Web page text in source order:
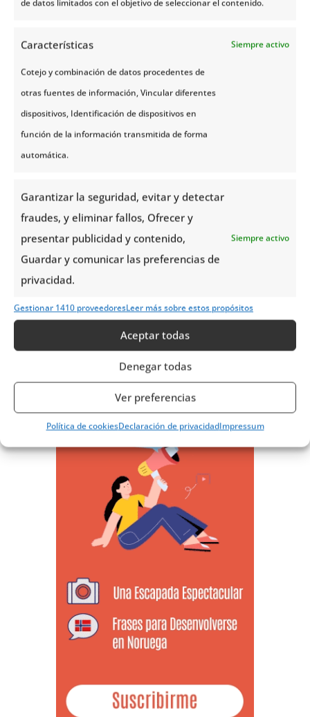
de datos limitados con el objetivo de seleccionar el contenido.
Características Siempre activo
Cotejo y combinación de datos procedentes de
otras fuentes de información, Vincular diferentes
dispositivos, Identificación de dispositivos en
función de la información transmitida de forma
automática.
Garantizar la seguridad, evitar y detectar
fraudes, y eliminar fallos, Ofrecer y
presentar publicidad y contenido,
Guardar y comunicar las preferencias de
privacidad.
Siempre activo
Gestionar 1410 proveedoresLeer más sobre estos propósitos
Aceptar todas
Denegar todas
Ver preferencias
Política de cookiesDeclaración de privacidadImpressum
en el orden de las actividades o realizarse a la inversa, esto
no altera ninguna de las inclusiones publicadas.
¡Solicita presupuesto
sin Compromiso!
Solicitar Presupuesto